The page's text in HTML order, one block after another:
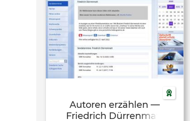
Autoren erzählen —
Friedrich Dürrenmatt